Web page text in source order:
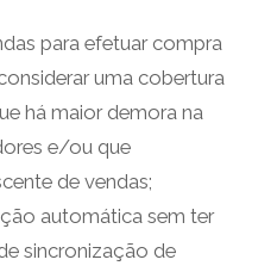
para efetuar compra
uma cobertura
há maior demora na
e/ou que
de vendas;
automática sem ter
sincronização de